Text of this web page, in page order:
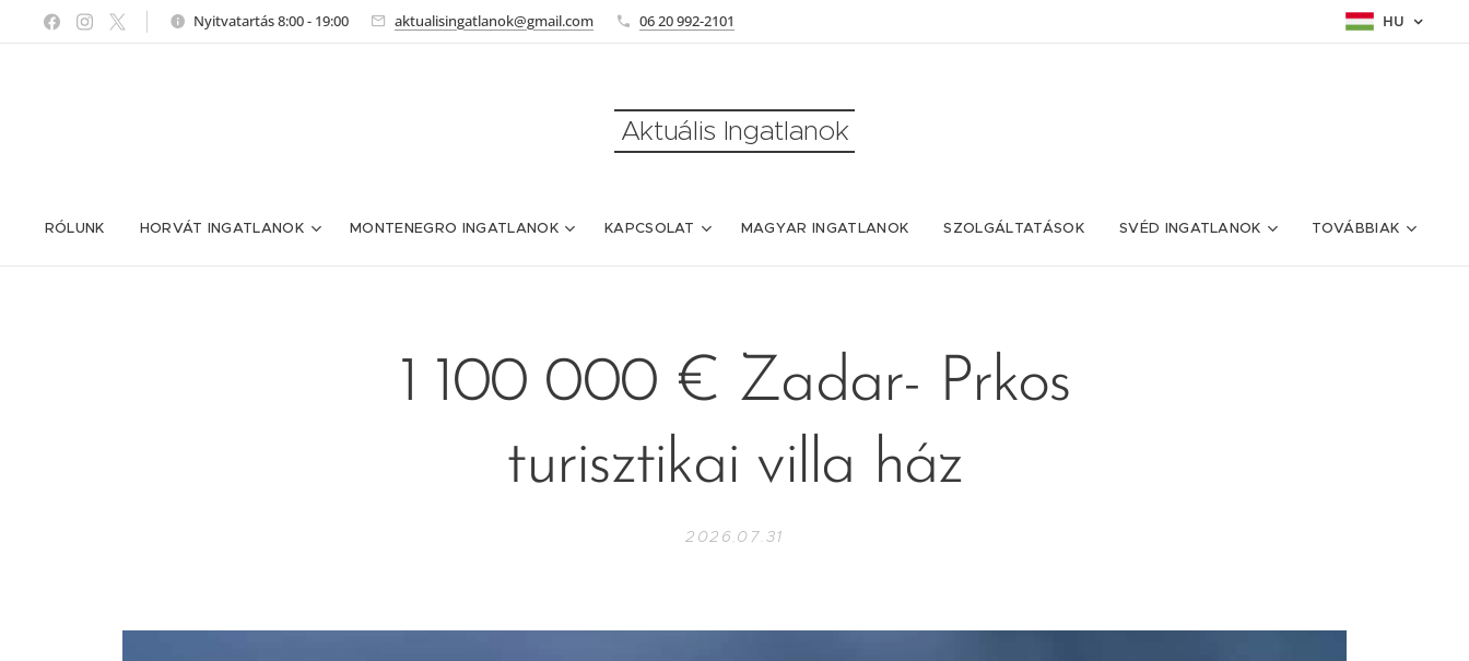
Nyitvatartás 8:00 - 19:00 aktualisingatlanok@gmail.com 06 20 992-2101 HU
Aktuális Ingatlanok
RÓLUNK HORVÁT INGATLANOK MONTENEGRO INGATLANOK KAPCSOLAT MAGYAR INGATLANOK SZOLGÁLTATÁSOK SVÉD INGATLANOK TOVÁBBIAK
1 100 000 € Zadar- Prkos
turisztikai villa ház
2026.07.31